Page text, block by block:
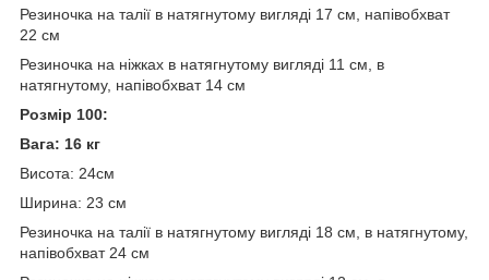
Резиночка на талії в натягнутому вигляді 17 см, напівобхват
22 см
Резиночка на ніжках в натягнутому вигляді 11 см, в
натягнутому, напівобхват 14 см
Розмір 100:
Вага: 16 кг
Висота: 24см
Ширина: 23 см
Резиночка на талії в натягнутому вигляді 18 см, в натягнутому,
напівобхват 24 см